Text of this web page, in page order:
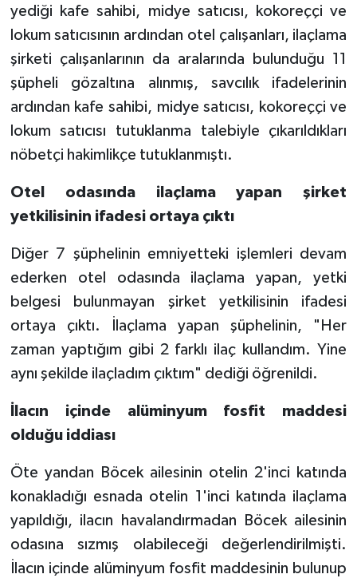
yediği kafe sahibi, midye satıcısı, kokoreççi ve
lokum satıcısının ardından otel çalışanları, ilaçlama
şirketi çalışanlarının da aralarında bulunduğu 11
şüpheli gözaltına alınmış, savcılık ifadelerinin
ardından kafe sahibi, midye satıcısı, kokoreççi ve
lokum satıcısı tutuklanma talebiyle çıkarıldıkları
nöbetçi hakimlikçe tutuklanmıştı.
Otel odasında ilaçlama yapan şirket
yetkilisinin ifadesi ortaya çıktı
Diğer 7 şüphelinin emniyetteki işlemleri devam
ederken otel odasında ilaçlama yapan, yetki
belgesi bulunmayan şirket yetkilisinin ifadesi
ortaya çıktı. İlaçlama yapan şüphelinin, "Her
zaman yaptığım gibi 2 farklı ilaç kullandım. Yine
aynı şekilde ilaçladım çıktım" dediği öğrenildi.
İlacın içinde alüminyum fosfit maddesi
olduğu iddiası
Öte yandan Böcek ailesinin otelin 2'inci katında
konakladığı esnada otelin 1'inci katında ilaçlama
yapıldığı, ilacın havalandırmadan Böcek ailesinin
odasına sızmış olabileceği değerlendirilmişti.
İlacın içinde alüminyum fosfit maddesinin bulunup